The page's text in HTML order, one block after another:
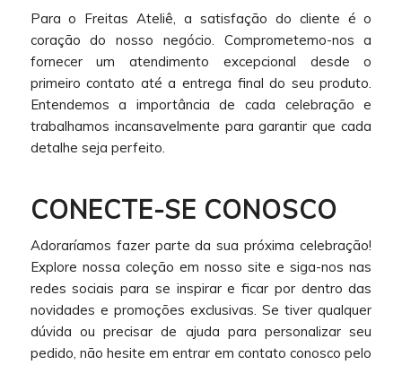
Para o Freitas Ateliê, a satisfação do cliente é o
coração do nosso negócio. Comprometemo-nos a
fornecer um atendimento excepcional desde o
primeiro contato até a entrega final do seu produto.
Entendemos a importância de cada celebração e
trabalhamos incansavelmente para garantir que cada
detalhe seja perfeito.
CONECTE-SE CONOSCO
Adoraríamos fazer parte da sua próxima celebração!
Explore nossa coleção em nosso site e siga-nos nas
redes sociais para se inspirar e ficar por dentro das
novidades e promoções exclusivas. Se tiver qualquer
dúvida ou precisar de ajuda para personalizar seu
pedido, não hesite em entrar em contato conosco pelo